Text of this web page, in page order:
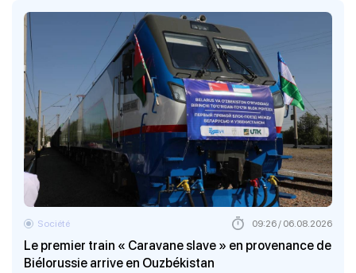
Le premier train « Caravane slave » en provenance de
Biélorussie arrive en Ouzbékistan
Société 09:26 / 06.08.2026